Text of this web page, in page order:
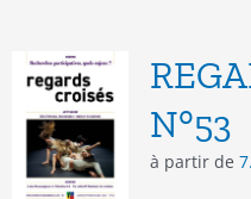
N°53
à partir de